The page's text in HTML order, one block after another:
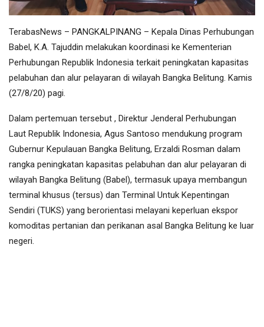
TerabasNews – PANGKALPINANG – Kepala Dinas Perhubungan
Babel, K.A. Tajuddin melakukan koordinasi ke Kementerian
Perhubungan Republik Indonesia terkait peningkatan kapasitas
pelabuhan dan alur pelayaran di wilayah Bangka Belitung. Kamis
(27/8/20) pagi.
Dalam pertemuan tersebut , Direktur Jenderal Perhubungan
Laut Republik Indonesia, Agus Santoso mendukung program
Gubernur Kepulauan Bangka Belitung, Erzaldi Rosman dalam
rangka peningkatan kapasitas pelabuhan dan alur pelayaran di
wilayah Bangka Belitung (Babel), termasuk upaya membangun
terminal khusus (tersus) dan Terminal Untuk Kepentingan
Sendiri (TUKS) yang berorientasi melayani keperluan ekspor
komoditas pertanian dan perikanan asal Bangka Belitung ke luar
negeri.